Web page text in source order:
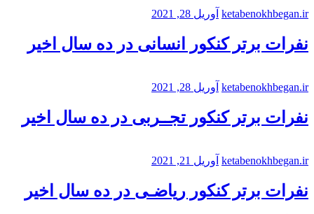
ketabenokhbegan.ir آوریل 28, 2021
نفرات برتر کنکور انسانی در ده سال اخیر
ketabenokhbegan.ir آوریل 28, 2021
نفرات برتر کنکور تجــربی در ده سال اخیر
ketabenokhbegan.ir آوریل 21, 2021
نفرات برتر کنکور ریاضـی در ده سال اخیر